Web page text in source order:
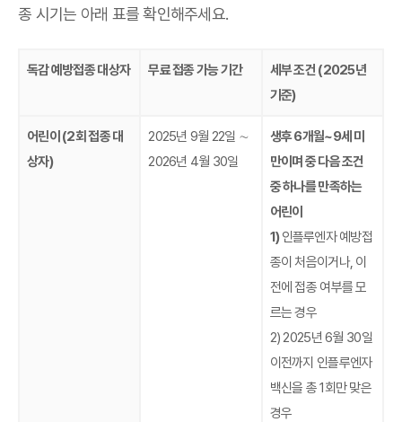
종 시기는 아래 표를 확인해주세요.
독감 예방접종 대상자 무료 접종 가능 기간
세부 조건 (2025년
기준)
어린이 (2회 접종 대
상자)
2025년 9월 22일 ∼
2026년 4월 30일
생후 6개월~9세 미
만이며 중 다음 조건
중 하나를 만족하는
어린이
1)인플루엔자 예방접
종이 처음이거나, 이
전에 접종 여부를 모
르는 경우
2) 2025년 6월 30일
이전까지 인플루엔자
백신을 총 1회만 맞은
경우